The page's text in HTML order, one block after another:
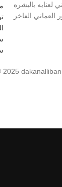
لعنايه بالبشره
العماني الفاخر
2025